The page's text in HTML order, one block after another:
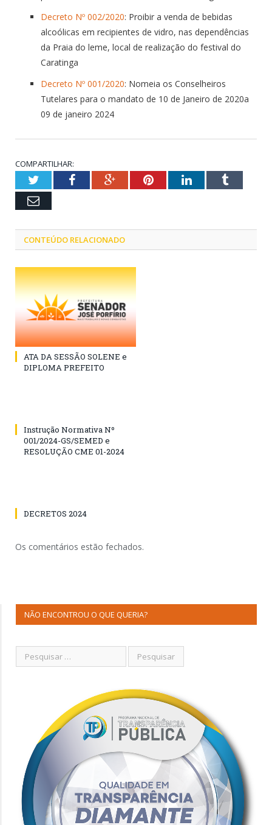
Decreto Nº 002/2020: Proibir a venda de bebidas
alcoólicas em recipientes de vidro, nas dependências
da Praia do leme, local de realização do festival do
Caratinga
Decreto Nº 001/2020: Nomeia os Conselheiros
Tutelares para o mandato de 10 de Janeiro de 2020a
09 de janeiro 2024
COMPARTILHAR:
TwitterFacebookGoogle+PinterestLinkedInTumblr
Email
CONTEÚDO RELACIONADO
ATA DA SESSÃO SOLENE e
DIPLOMA PREFEITO
Instrução Normativa Nº
001/2024-GS/SEMED e
RESOLUÇÃO CME 01-2024
DECRETOS 2024
Os comentários estão fechados.
NÃO ENCONTROU O QUE QUERIA?